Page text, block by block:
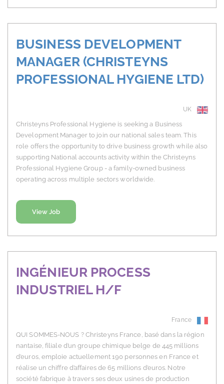
BUSINESS DEVELOPMENT
MANAGER (CHRISTEYNS
PROFESSIONAL HYGIENE LTD)
UK
Christeyns Professional Hygiene is seeking a Business
Development Manager to join our national sales team. This
role offers the opportunity to drive business growth while also
supporting National accounts activity within the Christeyns
Professional Hygiene Group - a family-owned business
operating across multiple sectors worldwide.
View Job
INGÉNIEUR PROCESS
INDUSTRIEL H/F
France
QUI SOMMES-NOUS ? Christeyns France, basé dans la région
nantaise, filiale d’un groupe chimique belge de 445 millions
d’euros, emploie actuellement 190 personnes en France et
réalise un chiffre d’affaires de 65 millions d’euros. Notre
société fabrique à travers ses deux usines de production